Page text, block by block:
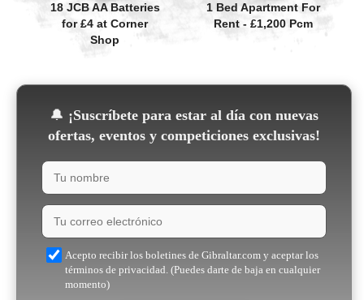
18 JCB AA Batteries
for £4 at Corner
Shop
1 Bed Apartment For
Rent - £1,200 Pcm
🔔 ¡Suscríbete para estar al día con nuevas
ofertas, eventos y competiciones exclusivas!
Acepto recibir los boletines de Gibraltar.com y aceptar los
términos de privacidad. (Puedes darte de baja en cualquier
momento)